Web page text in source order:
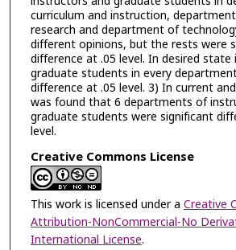
curriculum and instruction,
research and department of
different opinions, but the rests were
difference at .05 level. In desired
graduate students in every
difference at .05 level. 3) In current
was found that 6 departments of
graduate students were significant
level.
Creative Commons License
This work is licensed under a Creative
Attribution-NonCommercial-No
International License.